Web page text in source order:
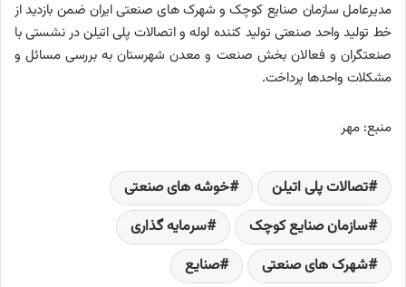
مدیرعامل سازمان صنایع کوچک و شهرک های صنعتی ایران ضمن بازدید از
خط تولید واحد صنعتی تولید کننده لوله و اتصالات پلی اتیلن در نشستی با
صنعتگران و فعالان بخش صنعت و معدن شهرستان به بررسی مسائل و
مشکلات واحدها پرداخت.
منبع: مهر
تصالات پلی اتیلن
خوشه های صنعتی
سازمان صنایع کوچک
سرمایه گذاری
شهرک های صنعتی
صنایع